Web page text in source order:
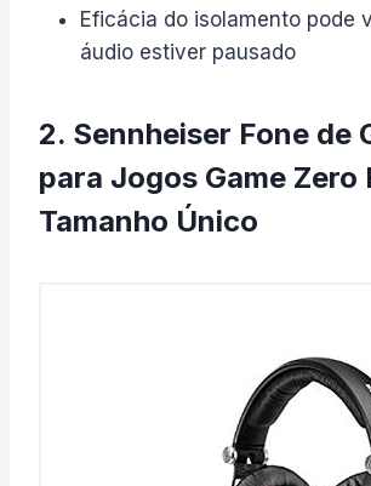
Eficácia do isolamento pode
áudio estiver pausado
2. Sennheiser Fone de
para Jogos Game Zero
Tamanho Único